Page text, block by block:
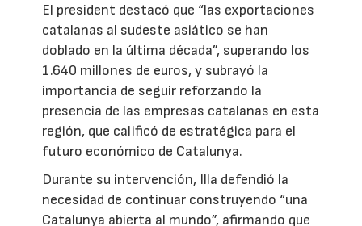
El president destacó que “las exportaciones
catalanas al sudeste asiático se han
doblado en la última década”, superando los
1.640 millones de euros, y subrayó la
importancia de seguir reforzando la
presencia de las empresas catalanas en esta
región, que calificó de estratégica para el
futuro económico de Catalunya.
Durante su intervención, Illa defendió la
necesidad de continuar construyendo “una
Catalunya abierta al mundo”, afirmando que